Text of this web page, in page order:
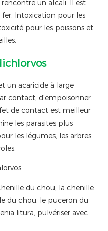
un alcali. Il est
Intoxication pour les
pour les poissons et
un acaricide à large
contact, d'empoisonner
de contact est meilleur
les parasites plus
les légumes, les arbres
du chou, la chenille
du chou, le puceron du
litura, pulvériser avec